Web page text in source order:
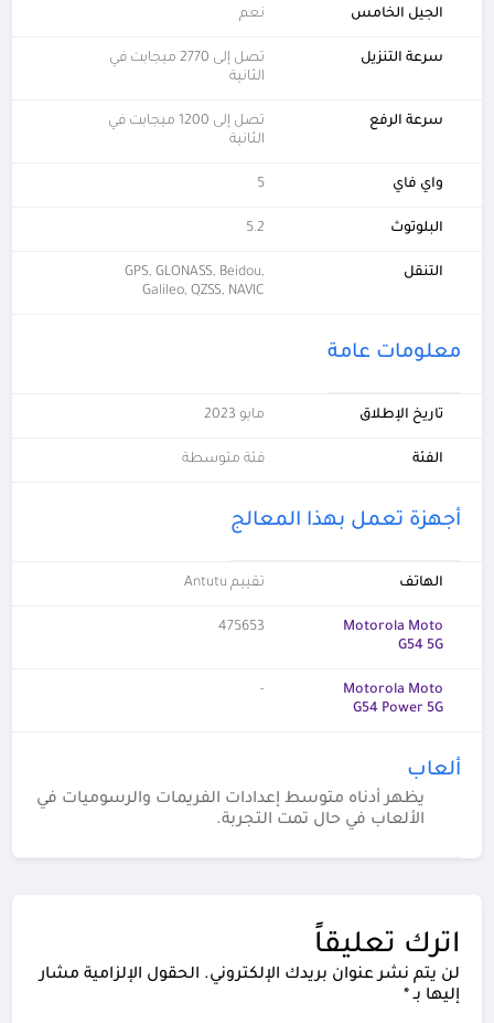
الجيل الخامس نعم
سرعة التنزيل
تصل إلى 2770 ميجابت في
الثانية
سرعة الرفع
تصل إلى 1200 ميجابت في
الثانية
واي فاي 5
البلوتوث 5.2
التنقل
GPS, GLONASS, Beidou,
Galileo, QZSS, NAVIC
معلومات عامة
تاريخ الإطلاق مايو 2023
الفئة فئة متوسطة
أجهزة تعمل بهذا المعالج
الهاتف تقييم Antutu
Motorola Moto
G54 5G
475653
Motorola Moto
G54 Power 5G
-
ألعاب
يظهر أدناه متوسط إعدادات الفريمات والرسوميات في
الألعاب في حال تمت التجربة.
اترك تعليقاً
لن يتم نشر عنوان بريدك الإلكتروني. الحقول الإلزامية مشار
إليها بـ*